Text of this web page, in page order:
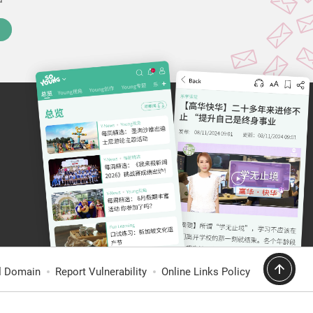
Domain Report Vulnerability Online Links Policy